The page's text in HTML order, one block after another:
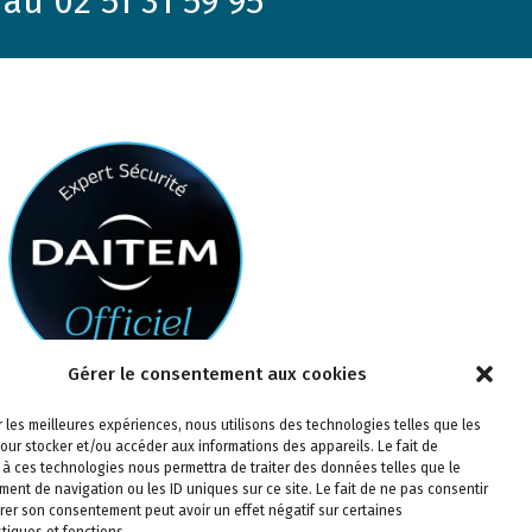
Gérer le consentement aux cookies
les meilleures expériences, nous utilisons des technologies telles que les
stocker et/ou accéder aux informations des appareils. Le fait de
ces technologies nous permettra de traiter des données telles que le
de navigation ou les ID uniques sur ce site. Le fait de ne pas consentir
son consentement peut avoir un effet négatif sur certaines